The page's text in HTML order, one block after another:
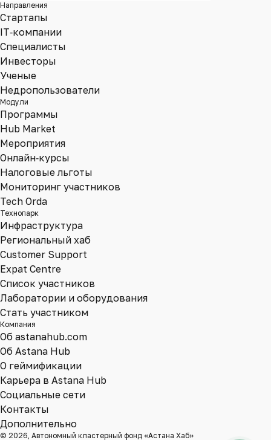
Направления
Стартапы
IT‑компании
Специалисты
Инвесторы
Ученые
Недропользователи
Модули
Программы
Hub Market
Мероприятия
Онлайн‑курсы
Налоговые льготы
Мониторинг участников
Tech Orda
Технопарк
Инфраструктура
Региональный хаб
Customer Support
Expat Centre
Список участников
Лаборатории и оборудования
Стать участником
Компания
Об astanahub.com
Об Astana Hub
О геймификации
Карьера в Astana Hub
Социальные сети
Контакты
Дополнительно
© 2026, Автономный кластерный фонд «Астана Хаб»